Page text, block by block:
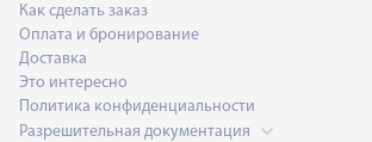
Как сделать заказ
Оплата и бронирование
Доставка
Это интересно
Политика конфиденциальности
Разрешительная документация